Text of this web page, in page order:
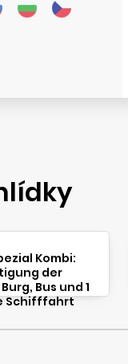
Kombi:
der
Bus und 1
Schifffahrt